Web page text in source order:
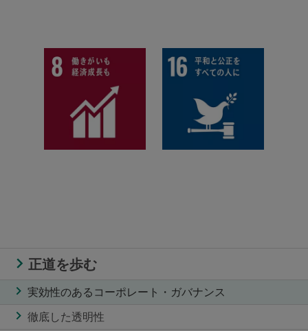
正道を歩む
実効性のあるコーポレート・ガバナンス
徹底した透明性